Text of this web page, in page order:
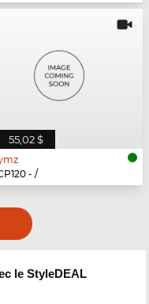
55,02 $
- /
le StyleDEAL